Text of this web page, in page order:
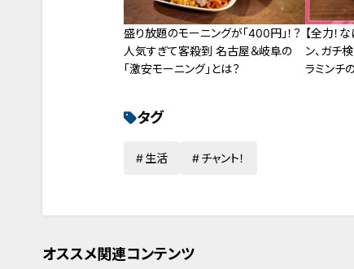
盛り放題のモーニングが「400円」！？
人気すぎて客殺到 名古屋＆岐阜の
「激安モーニング」とは？
【全力！
ン、ガチ
ラミンチ
タグ
生活 チャント！
オススメ関連コンテンツ